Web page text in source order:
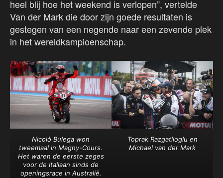
heel blij hoe het weekend is verlopen”, vertelde
Van der Mark die door zijn goede resultaten is
gestegen van een negende naar een zevende plek
in het wereldkampioenschap.
Nicolò Bulega won
tweemaal in Magny-Cours.
Het waren de eerste zeges
voor de Italiaan sinds de
openingsrace in Australië.
Toprak Razgatlioglu en
Michael van der Mark